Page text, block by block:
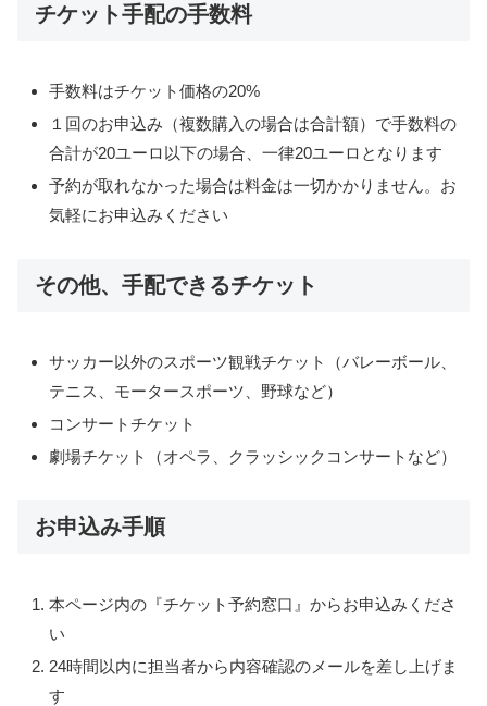
チケット手配の手数料
手数料はチケット価格の20%
１回のお申込み（複数購入の場合は合計額）で手数料の
合計が20ユーロ以下の場合、一律20ユーロとなります
予約が取れなかった場合は料金は一切かかりません。お
気軽にお申込みください
その他、手配できるチケット
サッカー以外のスポーツ観戦チケット（バレーボール、
テニス、モータースポーツ、野球など）
コンサートチケット
劇場チケット（オペラ、クラッシックコンサートなど）
お申込み手順
本ページ内の『チケット予約窓口』からお申込みくださ
い
24時間以内に担当者から内容確認のメールを差し上げま
す